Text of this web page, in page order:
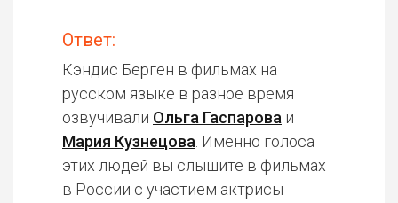
Ответ:
Кэндис Берген в фильмах на
русском языке в разное время
озвучивали Ольга Гаспарова и
Мария Кузнецова . Именно голоса
этих людей вы слышите в фильмах
в России с участием актрисы